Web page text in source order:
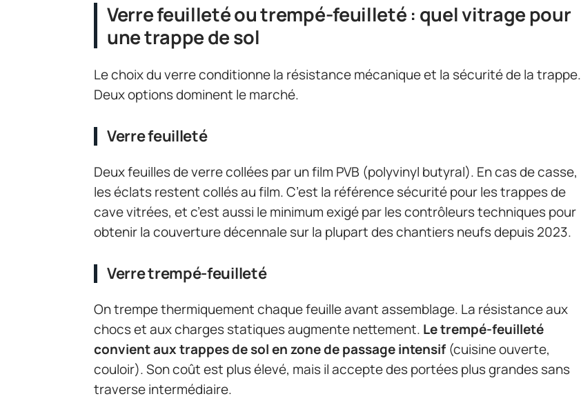
Verre feuilleté ou trempé-feuilleté : quel vitrage pour
une trappe de sol
Le choix du verre conditionne la résistance mécanique et la sécurité de la trappe.
Deux options dominent le marché.
Verre feuilleté
Deux feuilles de verre collées par un film PVB (polyvinyl butyral). En cas de casse,
les éclats restent collés au film. C’est la référence sécurité pour les trappes de
cave vitrées, et c’est aussi le minimum exigé par les contrôleurs techniques pour
obtenir la couverture décennale sur la plupart des chantiers neufs depuis 2023.
Verre trempé-feuilleté
On trempe thermiquement chaque feuille avant assemblage. La résistance aux
chocs et aux charges statiques augmente nettement. Le trempé-feuilleté
convient aux trappes de sol en zone de passage intensif (cuisine ouverte,
couloir). Son coût est plus élevé, mais il accepte des portées plus grandes sans
traverse intermédiaire.